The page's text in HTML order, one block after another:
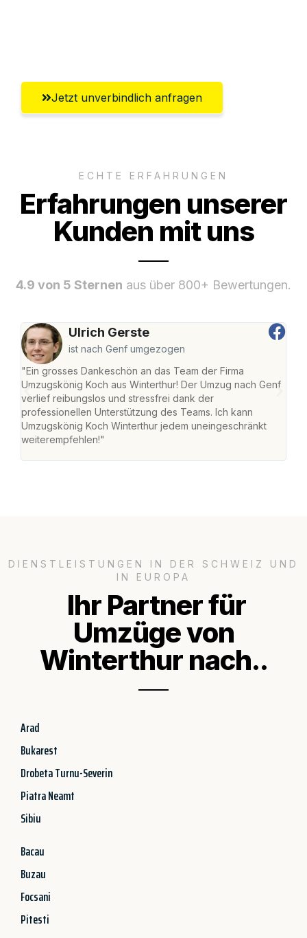
Jetzt unverbindlich anfragen
ECHTE ERFAHRUNGEN
Erfahrungen unserer
Kunden mit uns
4.9 von 5 Sternen aus über 800+ Bewertungen.
Ulrich Gerste
ist nach Genf umgezogen
"Ein grosses Dankeschön an das Team der Firma
Umzugskönig Koch aus Winterthur! Der Umzug nach Genf
verlief reibungslos und stressfrei dank der
professionellen Unterstützung des Teams. Ich kann
Umzugskönig Koch Winterthur jedem uneingeschränkt
weiterempfehlen!"
DIENSTLEISTUNGEN IN DER SCHWEIZ UND
IN EUROPA
Ihr Partner für
Umzüge von
Winterthur nach..
Arad
Bukarest
Drobeta Turnu-Severin
Piatra Neamt
Sibiu
Bacau
Buzau
Focsani
Pitesti